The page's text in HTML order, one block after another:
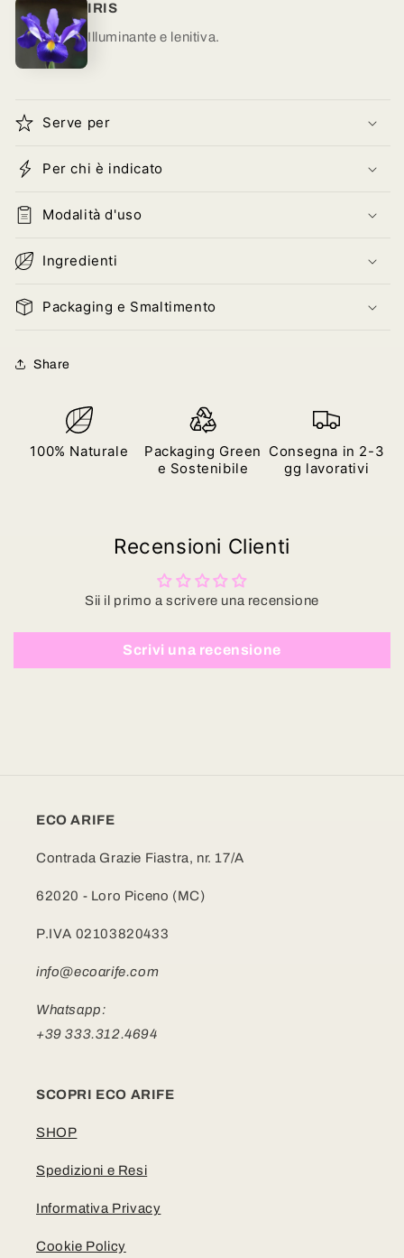
IRIS
Illuminante e lenitiva.
Serve per
Per chi è indicato
Modalità d'uso
Ingredienti
Packaging e Smaltimento
Share
100% Naturale
Packaging Green
e Sostenibile
Consegna in 2-3
gg lavorativi
Recensioni Clienti
Sii il primo a scrivere una recensione
Scrivi una recensione
ECO ARIFE
Contrada Grazie Fiastra, nr. 17/A
62020 - Loro Piceno (MC)
P.IVA 02103820433
info@ecoarife.com
Whatsapp:
+39 333.312.4694
SCOPRI ECO ARIFE
SHOP
Spedizioni e Resi
Informativa Privacy
Cookie Policy